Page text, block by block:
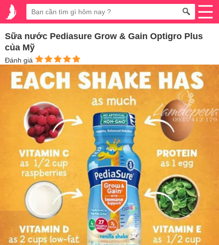
Sữa nước Pediasure Grow & Gain Optigro Plus
của Mỹ
Đánh giá